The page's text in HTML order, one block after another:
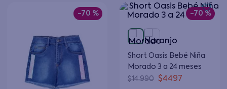
-70 % -70 %
Short Oasis Bebé Niña
Morado 3 a 24 meses
$14.990 $4497